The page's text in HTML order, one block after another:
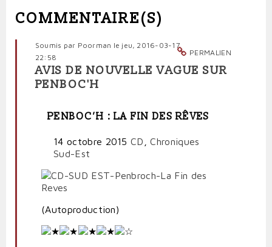
COMMENTAIRE(S)
PERMALIEN
Soumis par Poorman le jeu, 2016-03-17
22:58
AVIS DE NOUVELLE VAGUE SUR
PENBOC'H
PENBOC’H : LA FIN DES RÊVES
14 octobre 2015CD ,Chroniques
Sud-Est
(Autoproduction)